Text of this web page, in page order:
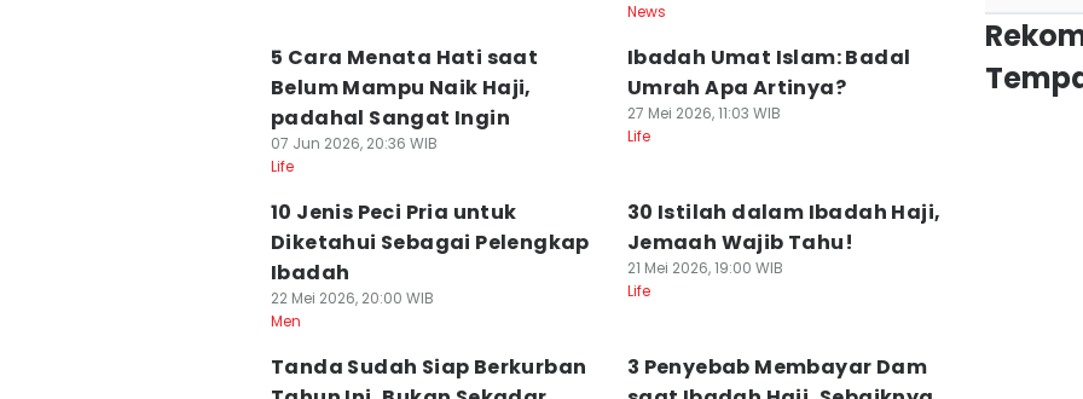
News
5 Cara Menata Hati saat
Belum Mampu Naik Haji,
padahal Sangat Ingin
07 Jun 2026, 20:36 WIB
Life
Ibadah Umat Islam: Badal
Umrah Apa Artinya?
27 Mei 2026, 11:03 WIB
Life
10 Jenis Peci Pria untuk
Diketahui Sebagai Pelengkap
Ibadah
22 Mei 2026, 20:00 WIB
Men
30 Istilah dalam Ibadah Haji,
Jemaah Wajib Tahu!
21 Mei 2026, 19:00 WIB
Life
Tanda Sudah Siap Berkurban
3 Penyebab Membayar Dam